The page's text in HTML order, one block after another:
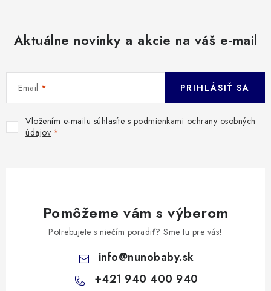
Aktuálne novinky a akcie na váš e-mail
Email
Vložením e-mailu súhlasíte s podmienkami ochrany osobných
údajov
PRIHLÁSIŤ SA
Pomôžeme vám s výberom
Potrebujete s niečím poradiť? Sme tu pre vás!
info@nunobaby.sk
+421 940 400 940